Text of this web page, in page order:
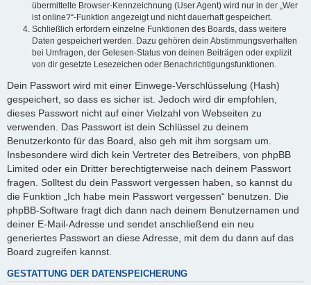
übermittelte Browser-Kennzeichnung (User Agent) wird nur in der „Wer
ist online?“-Funktion angezeigt und nicht dauerhaft gespeichert.
Schließlich erfordern einzelne Funktionen des Boards, dass weitere
Daten gespeichert werden. Dazu gehören dein Abstimmungsverhalten
bei Umfragen, der Gelesen-Status von deinen Beiträgen oder explizit
von dir gesetzte Lesezeichen oder Benachrichtigungsfunktionen.
Dein Passwort wird mit einer Einwege-Verschlüsselung (Hash)
gespeichert, so dass es sicher ist. Jedoch wird dir empfohlen,
dieses Passwort nicht auf einer Vielzahl von Webseiten zu
verwenden. Das Passwort ist dein Schlüssel zu deinem
Benutzerkonto für das Board, also geh mit ihm sorgsam um.
Insbesondere wird dich kein Vertreter des Betreibers, von phpBB
Limited oder ein Dritter berechtigterweise nach deinem Passwort
fragen. Solltest du dein Passwort vergessen haben, so kannst du
die Funktion „Ich habe mein Passwort vergessen“ benutzen. Die
phpBB-Software fragt dich dann nach deinem Benutzernamen und
deiner E-Mail-Adresse und sendet anschließend ein neu
generiertes Passwort an diese Adresse, mit dem du dann auf das
Board zugreifen kannst.
GESTATTUNG DER DATENSPEICHERUNG